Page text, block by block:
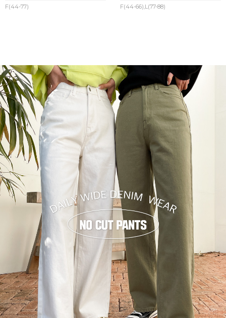
F(44-77) F(44-66),L(77-88)